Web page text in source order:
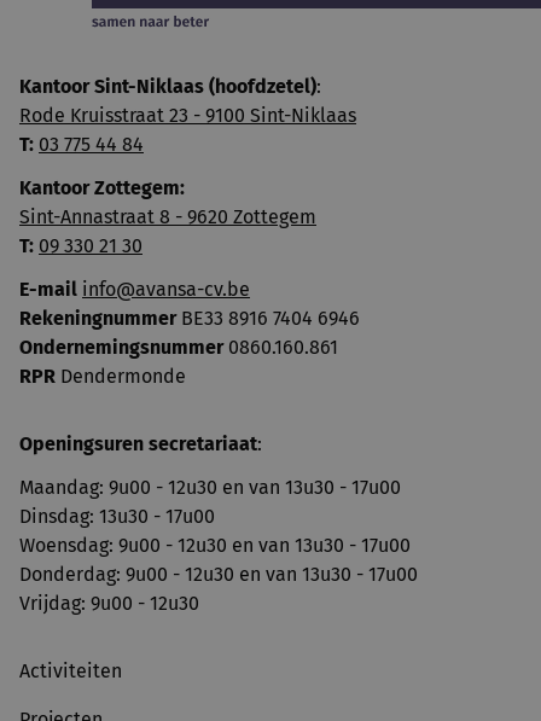
Kantoor Sint-Niklaas (hoofdzetel):
Rode Kruisstraat 23 - 9100 Sint-Niklaas
T: 03 775 44 84
Kantoor Zottegem:
Sint-Annastraat 8 - 9620 Zottegem
T: 09 330 21 30
E-mail info@avansa-cv.be
Rekeningnummer BE33 8916 7404 6946
Ondernemingsnummer0860.160.861
RPR Dendermonde
Openingsuren secretariaat:
Maandag: 9u00 - 12u30 en van 13u30 - 17u00
Dinsdag: 13u30 - 17u00
Woensdag: 9u00 - 12u30 en van 13u30 - 17u00
Donderdag: 9u00 - 12u30 en van 13u30 - 17u00
Vrijdag: 9u00 - 12u30
Activiteiten